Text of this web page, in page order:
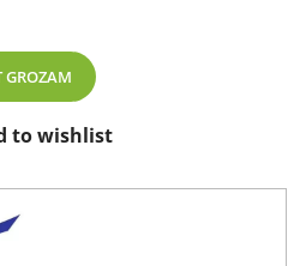
Breath Thermo Max Jacket
GROZAM
to wishlist